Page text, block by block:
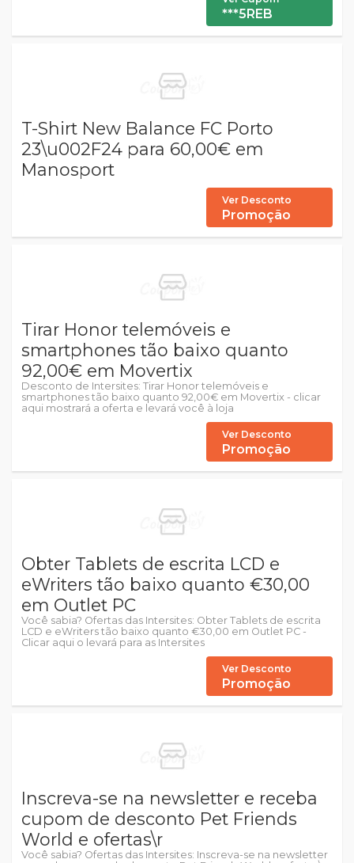
***5REB
T-Shirt New Balance FC Porto
23\u002F24 para 60,00€ em
Manosport
Ver Desconto
Promoção
Tirar Honor telemóveis e
smartphones tão baixo quanto
92,00€ em Movertix
Desconto de Intersites: Tirar Honor telemóveis e
smartphones tão baixo quanto 92,00€ em Movertix - clicar
aqui mostrará a oferta e levará você à loja
Ver Desconto
Promoção
Obter Tablets de escrita LCD e
eWriters tão baixo quanto €30,00
em Outlet PC
Você sabia? Ofertas das Intersites: Obter Tablets de escrita
LCD e eWriters tão baixo quanto €30,00 em Outlet PC -
Clicar aqui o levará para as Intersites
Ver Desconto
Promoção
Inscreva-se na newsletter e receba
cupom de desconto Pet Friends
World e ofertas\r
Você sabia? Ofertas das Intersites: Inscreva-se na newsletter